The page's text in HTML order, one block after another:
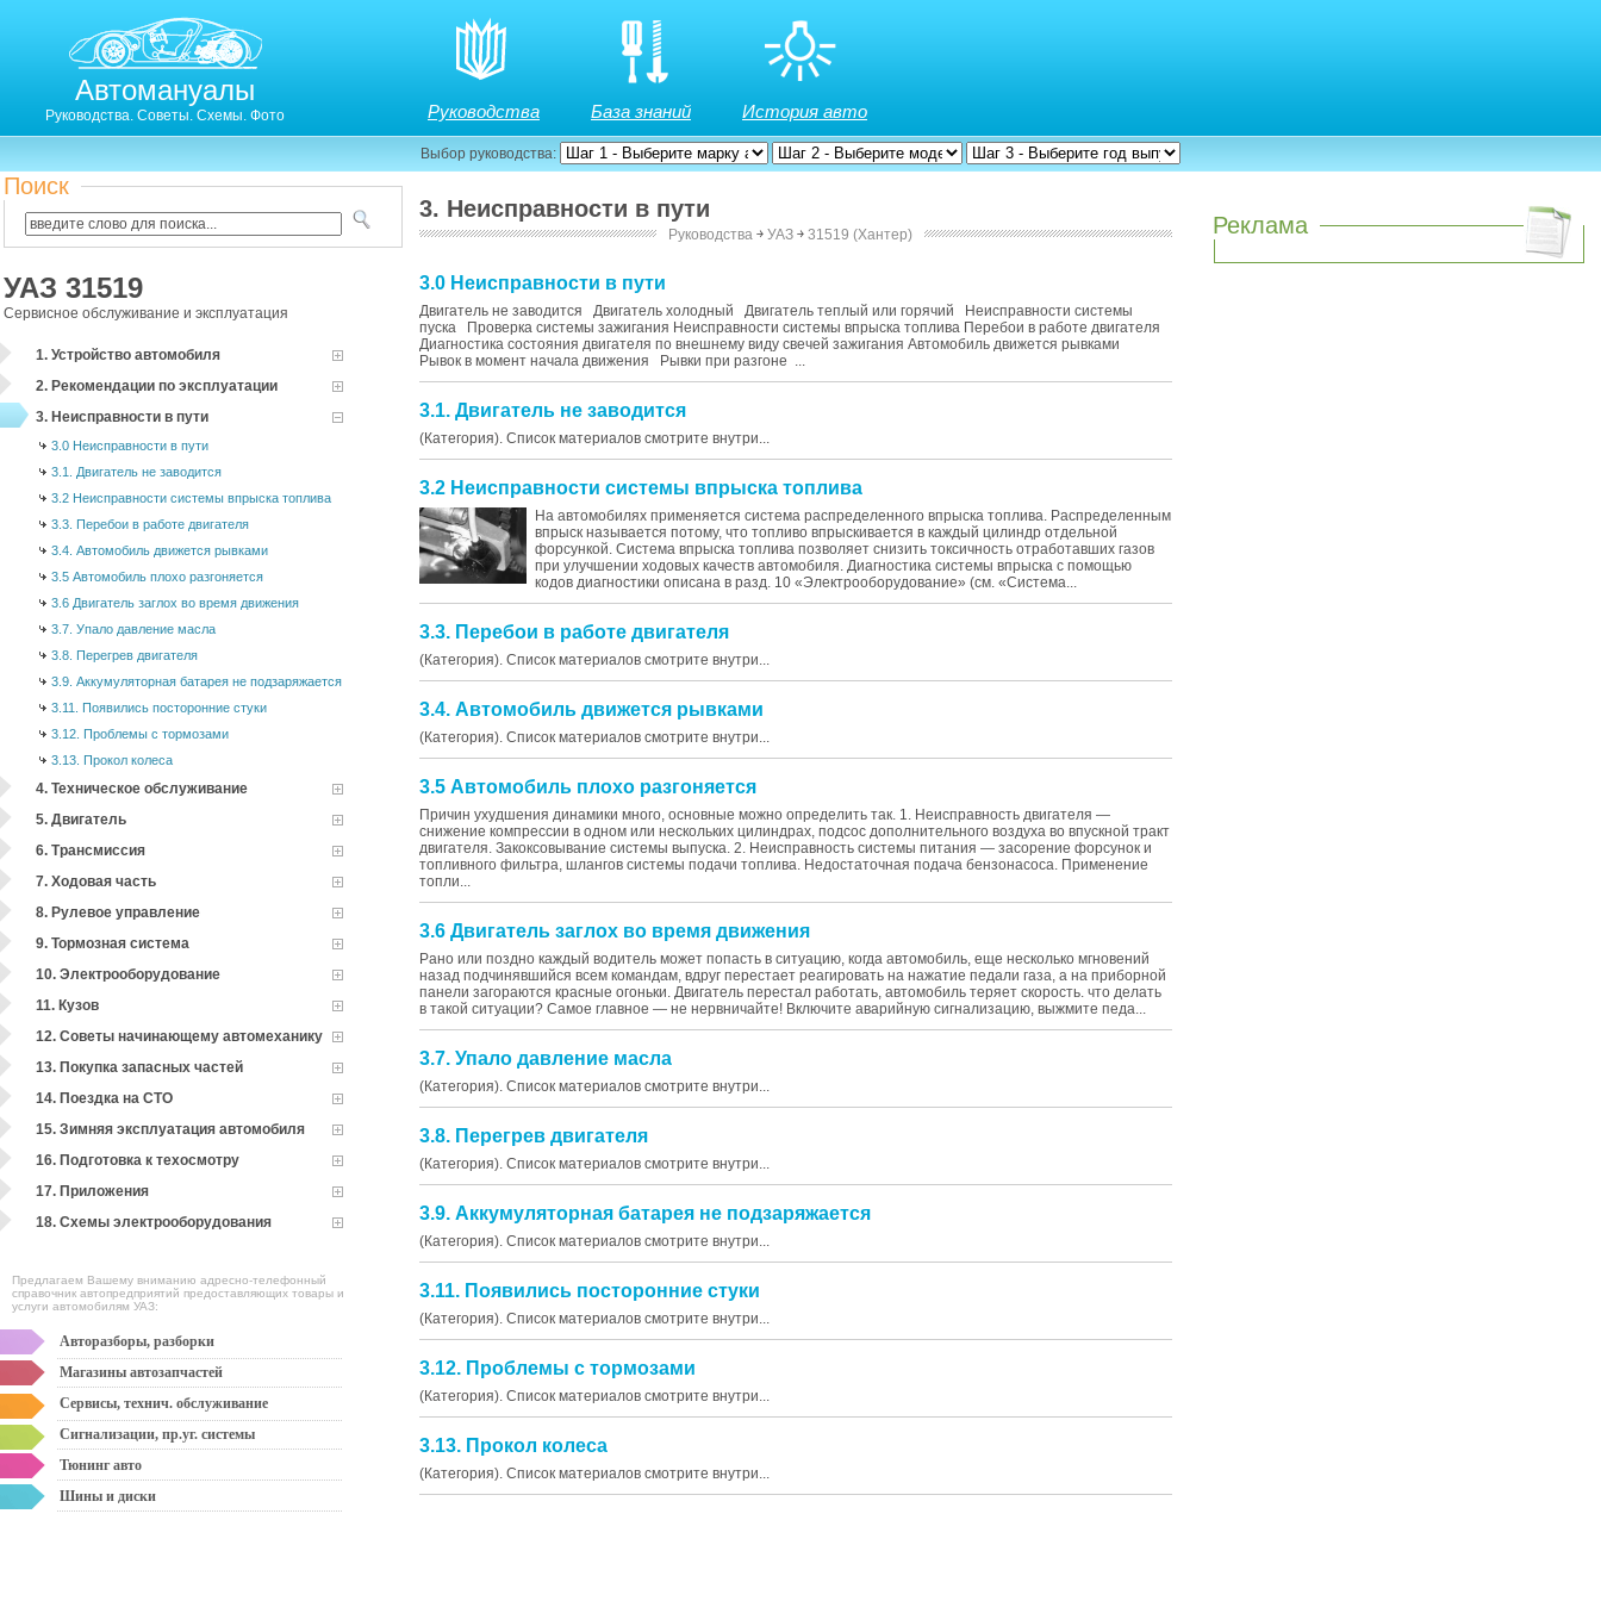
Автомануалы
Руководства. Советы. Схемы. Фото Руководства База знаний История авто
Выбор руководства:
Поиск
УАЗ 31519
Сервисное обслуживание и эксплуатация
1. Устройство автомобиля
2. Рекомендации по эксплуатации
3. Неисправности в пути
3.0 Неисправности в пути
3.1. Двигатель не заводится
3.2 Неисправности системы впрыска топлива
3.3. Перебои в работе двигателя
3.4. Автомобиль движется рывками
3.5 Автомобиль плохо разгоняется
3.6 Двигатель заглох во время движения
3.7. Упало давление масла
3.8. Перегрев двигателя
3.9. Аккумуляторная батарея не подзаряжается
3.11. Появились посторонние стуки
3.12. Проблемы с тормозами
3.13. Прокол колеса
4. Техническое обслуживание
5. Двигатель
6. Трансмиссия
7. Ходовая часть
8. Рулевое управление
9. Тормозная система
10. Электрооборудование
11. Кузов
12. Советы начинающему автомеханику
13. Покупка запасных частей
14. Поездка на СТО
15. Зимняя эксплуатация автомобиля
16. Подготовка к техосмотру
17. Приложения
18. Схемы электрооборудования
Предлагаем Вашему вниманию адресно-телефонный
справочник автопредприятий предоставляющих товары и
услуги автомобилям УАЗ:
Авторазборы, разборки
Магазины автозапчастей
Сервисы, технич. обслуживание
Сигнализации, пр.уг. системы
Тюнинг авто
Шины и диски
3. Неисправности в пути
Руководства ￫ УАЗ ￫ 31519 (Хантер)
3.0 Неисправности в пути
Двигатель не заводится Двигатель холодный Двигатель теплый или горячий Неисправности системы
пуска Проверка системы зажигания Неисправности системы впрыска топлива Перебои в работе двигателя
Диагностика состояния двигателя по внешнему виду свечей зажигания Автомобиль движется рывками
Рывок в момент начала движения Рывки при разгоне ...
3.1. Двигатель не заводится
(Категория). Список материалов смотрите внутри...
3.2 Неисправности системы впрыска топлива
На автомобилях применяется система распределенного впрыска топлива. Распределенным
впрыск называется потому, что топливо впрыскивается в каждый цилиндр отдельной
форсункой. Система впрыска топлива позволяет снизить токсичность отработавших газов
при улучшении ходовых качеств автомобиля. Диагностика системы впрыска с помощью
кодов диагностики описана в разд. 10 «Электрооборудование» (см. «Система...
3.3. Перебои в работе двигателя
(Категория). Список материалов смотрите внутри...
3.4. Автомобиль движется рывками
(Категория). Список материалов смотрите внутри...
3.5 Автомобиль плохо разгоняется
Причин ухудшения динамики много, основные можно определить так. 1. Неисправность двигателя —
снижение компрессии в одном или нескольких цилиндрах, подсос дополнительного воздуха во впускной тракт
двигателя. Закоксовывание системы выпуска. 2. Неисправность системы питания — засорение форсунок и
топливного фильтра, шлангов системы подачи топлива. Недостаточная подача бензонасоса. Применение
топли...
3.6 Двигатель заглох во время движения
Рано или поздно каждый водитель может попасть в ситуацию, когда автомобиль, еще несколько мгновений
назад подчинявшийся всем командам, вдруг перестает реагировать на нажатие педали газа, а на приборной
панели загораются красные огоньки. Двигатель перестал работать, автомобиль теряет скорость. что делать
в такой ситуации? Самое главное — не нервничайте! Включите аварийную сигнализацию, выжмите педа...
3.7. Упало давление масла
(Категория). Список материалов смотрите внутри...
3.8. Перегрев двигателя
(Категория). Список материалов смотрите внутри...
3.9. Аккумуляторная батарея не подзаряжается
(Категория). Список материалов смотрите внутри...
3.11. Появились посторонние стуки
(Категория). Список материалов смотрите внутри...
3.12. Проблемы с тормозами
(Категория). Список материалов смотрите внутри...
3.13. Прокол колеса
(Категория). Список материалов смотрите внутри...
Реклама